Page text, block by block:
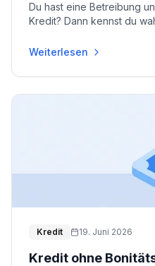
Du hast eine Betreibung
Kredit? Dann kennst du
Weiterlesen
Kredit 19. Juni 2026
Kredit ohne